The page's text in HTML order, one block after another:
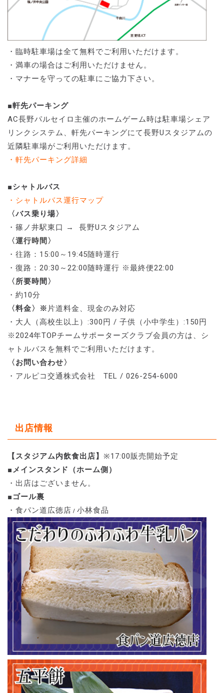
・臨時駐車場は全て無料でご利用いただけます。
・満車の場合はご利用いただけません。
・マナーを守っての駐車にご協力下さい。
■軒先パーキング
AC長野パルセイロ主催のホームゲーム時は駐車場シェア
リンクシステム、軒先パーキングにて長野Uスタジアムの
近隣駐車場がご利用いただけます。
・軒先パーキング詳細
■シャトルバス
・シャトルバス運行マップ
〈バス乗り場〉
・篠ノ井駅東口 → 長野Uスタジアム
〈運行時間〉
・往路：15:00～19:45随時運行
・ 復路：20:30～22:00随時運行 ※最終便22:00
〈所要時間〉
・約10分
〈料金〉※ 片道料金、現金のみ対応
・大人（高校生以上）:300円 / 子供（小中学生）:150円
※2024年TOPチームサポーターズクラブ会員の方は、シ
ャトルバスを無料でご利用いただけます。
〈お問い合わせ〉
・アルピコ交通株式会社 TEL / 026-254-6000
出店情報
【スタジアム内飲食出店】 ※17:00販売開始予定
■メインスタンド（ホーム側）
・出店はございません。
■ゴール裏
・食パン道広徳店 / 小林食品